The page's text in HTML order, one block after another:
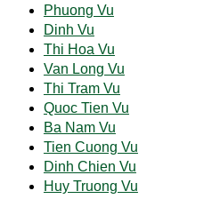
Phuong Vu
Dinh Vu
Thi Hoa Vu
Van Long Vu
Thi Tram Vu
Quoc Tien Vu
Ba Nam Vu
Tien Cuong Vu
Dinh Chien Vu
Huy Truong Vu